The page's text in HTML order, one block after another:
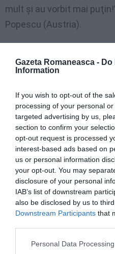
Gazeta Romaneasca - Do
Information
If you wish to opt-out of the
processing of your personal
targeted advertising by us,
section to confirm your
opt-out request is processed
interest-based ads based on
us or personal information
your opt-out. You may
disclosure of your personal
IAB’s list of downstream
also be disclosed by us to
Downstream Participants that
Personal Data
mult şi au vorbit mai
Popescu (Austria).
pot fi prevenite în
vaccinare. Indiferent de
care circulă în mediul
tu te vaccinezi, scazi
dintre cei ai tăi să se
moară. Nu e asta
vaccina şi a trece astfel
pandemie?” a spus Dr.
„Mesajele medicilor
vaccinarea este, la
scăpare din situaţia